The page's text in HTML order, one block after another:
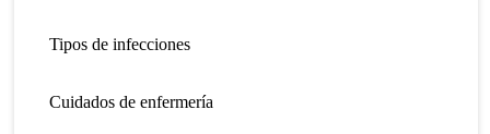
Tipos de infecciones
Cuidados de enfermería